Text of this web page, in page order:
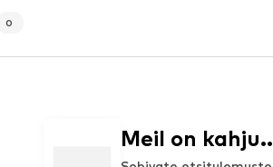
0
Meil on